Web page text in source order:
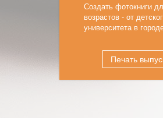
Создать фотокниги
возрастов - от
университета в
Печать